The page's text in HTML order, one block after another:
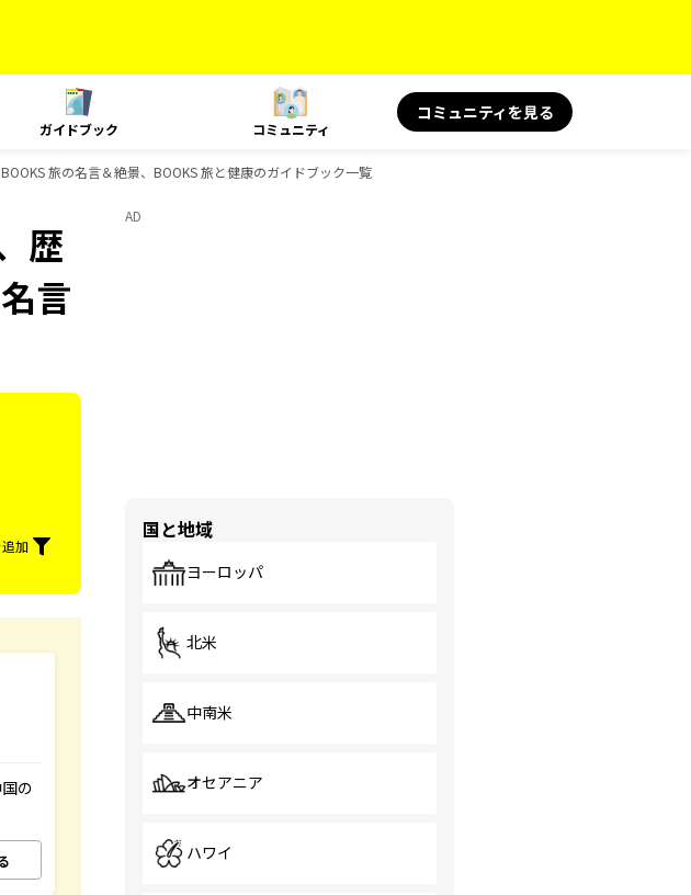
ガイドブック コミュニティ
コミュニティを見る
旅の名言＆絶景、BOOKS 旅と健康のガイドブック一覧
歴
言
加
の
AD
国と地域
ヨーロッパ
北米
中南米
オセアニア
ハワイ